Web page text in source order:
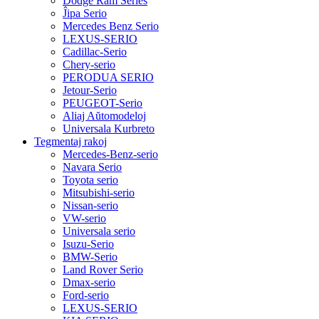
Ĵipa Serio
Mercedes Benz Serio
LEXUS-SERIO
Cadillac-Serio
Chery-serio
PERODUA SERIO
Jetour-Serio
PEUGEOT-Serio
Aliaj Aŭtomodeloj
Universala Kurbreto
Tegmentaj rakoj
Mercedes-Benz-serio
Navara Serio
Toyota serio
Mitsubishi-serio
Nissan-serio
VW-serio
Universala serio
Isuzu-Serio
BMW-Serio
Land Rover Serio
Dmax-serio
Ford-serio
LEXUS-SERIO